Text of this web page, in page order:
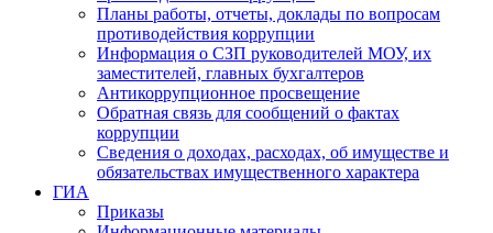
Планы работы, отчеты, доклады по вопросам
противодействия коррупции
Информация о СЗП руководителей МОУ, их
заместителей, главных бухгалтеров
Антикоррупционное просвещение
Обратная связь для сообщений о фактах
коррупции
Сведения о доходах, расходах, об имуществе и
обязательствах имущественного характера
ГИА
Приказы